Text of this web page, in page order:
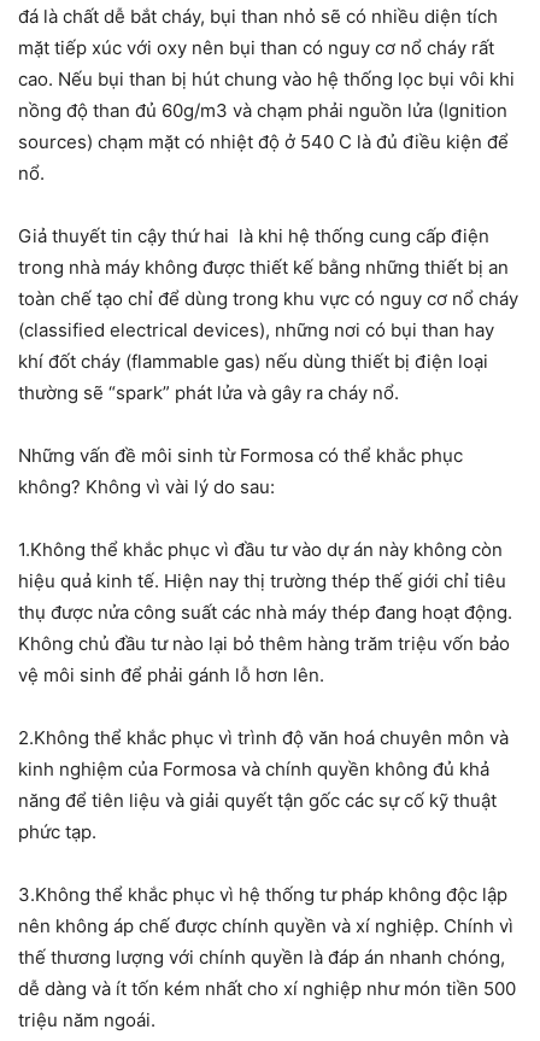
đá là chất dễ bắt cháy, bụi than nhỏ sẽ có nhiều diện tích
mặt tiếp xúc với oxy nên bụi than có nguy cơ nổ cháy rất
cao. Nếu bụi than bị hút chung vào hệ thống lọc bụi vôi khi
nồng độ than đủ 60g/m3 và chạm phải nguồn lửa (Ignition
sources) chạm mặt có nhiệt độ ở 540 C là đủ điều kiện để
nổ.
Giả thuyết tin cậy thứ hai là khi hệ thống cung cấp điện
trong nhà máy không được thiết kế bằng những thiết bị an
toàn chế tạo chỉ để dùng trong khu vực có nguy cơ nổ cháy
(classified electrical devices), những nơi có bụi than hay
khí đốt cháy (flammable gas) nếu dùng thiết bị điện loại
thường sẽ “spark” phát lửa và gây ra cháy nổ.
Những vấn đề môi sinh từ Formosa có thể khắc phục
không? Không vì vài lý do sau:
1.Không thể khắc phục vì đầu tư vào dự án này không còn
hiệu quả kinh tế. Hiện nay thị trường thép thế giới chỉ tiêu
thụ được nửa công suất các nhà máy thép đang hoạt động.
Không chủ đầu tư nào lại bỏ thêm hàng trăm triệu vốn bảo
vệ môi sinh để phải gánh lỗ hơn lên.
2.Không thể khắc phục vì trình độ văn hoá chuyên môn và
kinh nghiệm của Formosa và chính quyền không đủ khả
năng để tiên liệu và giải quyết tận gốc các sự cố kỹ thuật
phức tạp.
3.Không thể khắc phục vì hệ thống tư pháp không độc lập
nên không áp chế được chính quyền và xí nghiệp. Chính vì
thế thương lượng với chính quyền là đáp án nhanh chóng,
dễ dàng và ít tốn kém nhất cho xí nghiệp như món tiền 500
triệu năm ngoái.